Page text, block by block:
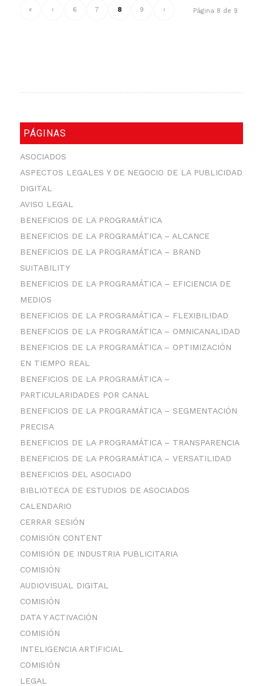
Página 8 de 9
« ‹ 6 7 8 9 ›
PÁGINAS
ASOCIADOS
ASPECTOS LEGALES Y DE NEGOCIO DE LA PUBLICIDAD
DIGITAL
AVISO LEGAL
BENEFICIOS DE LA PROGRAMÁTICA
BENEFICIOS DE LA PROGRAMÁTICA – ALCANCE
BENEFICIOS DE LA PROGRAMÁTICA – BRAND
SUITABILITY
BENEFICIOS DE LA PROGRAMÁTICA – EFICIENCIA DE
MEDIOS
BENEFICIOS DE LA PROGRAMÁTICA – FLEXIBILIDAD
BENEFICIOS DE LA PROGRAMÁTICA – OMNICANALIDAD
BENEFICIOS DE LA PROGRAMÁTICA – OPTIMIZACIÓN
EN TIEMPO REAL
BENEFICIOS DE LA PROGRAMÁTICA –
PARTICULARIDADES POR CANAL
BENEFICIOS DE LA PROGRAMÁTICA – SEGMENTACIÓN
PRECISA
BENEFICIOS DE LA PROGRAMÁTICA – TRANSPARENCIA
BENEFICIOS DE LA PROGRAMÁTICA – VERSATILIDAD
BENEFICIOS DEL ASOCIADO
BIBLIOTECA DE ESTUDIOS DE ASOCIADOS
CALENDARIO
CERRAR SESIÓN
COMISIÓN CONTENT
COMISIÓN DE INDUSTRIA PUBLICITARIA
COMISIÓN
AUDIOVISUAL DIGITAL
COMISIÓN
DATA Y ACTIVACIÓN
COMISIÓN
INTELIGENCIA ARTIFICIAL
COMISIÓN
LEGAL